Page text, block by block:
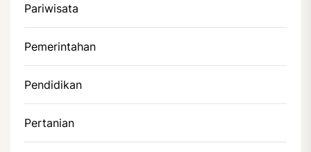
Pariwisata
Pemerintahan
Pendidikan
Pertanian